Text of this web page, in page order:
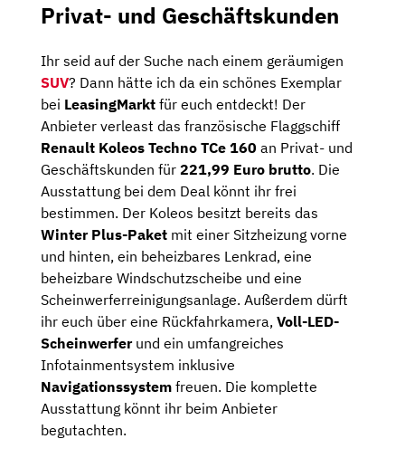
Privat- und Geschäftskunden
Ihr seid auf der Suche nach einem geräumigen
SUV? Dann hätte ich da ein schönes Exemplar
bei LeasingMarkt für euch entdeckt! Der
Anbieter verleast das französische Flaggschiff
Renault Koleos Techno TCe 160 an Privat- und
Geschäftskunden für 221,99 Euro brutto. Die
Ausstattung bei dem Deal könnt ihr frei
bestimmen. Der Koleos besitzt bereits das
Winter Plus-Paket mit einer Sitzheizung vorne
und hinten, ein beheizbares Lenkrad, eine
beheizbare Windschutzscheibe und eine
Scheinwerferreinigungsanlage. Außerdem dürft
ihr euch über eine Rückfahrkamera, Voll-LED-
Scheinwerferund ein umfangreiches
Infotainmentsystem inklusive
Navigationssystem freuen. Die komplette
Ausstattung könnt ihr beim Anbieter
begutachten.